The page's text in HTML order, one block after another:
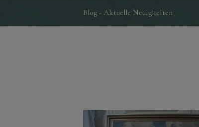
Blog - Aktuelle Neuigkeiten